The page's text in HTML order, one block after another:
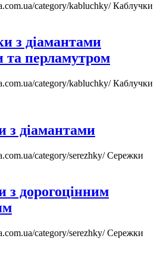
category/kabluchky/Каблучки
з діамантами
та перламутром
category/kabluchky/Каблучки
з діамантами
category/serezhky/Сережки
з дорогоцінним
category/serezhky/Сережки